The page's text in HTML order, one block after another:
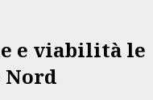
e viabilità le
Nord